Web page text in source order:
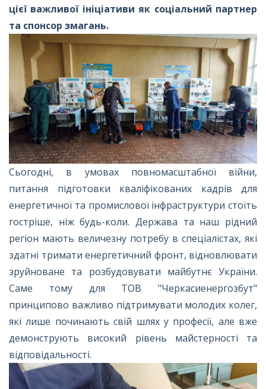
цієї важливої ініціативи як соціальний партнер
та спонсор змагань.
Сьогодні, в умовах повномасштабної війни,
питання підготовки кваліфікованих кадрів для
енергетичної та промислової інфраструктури стоїть
гостріше, ніж будь-коли. Держава та наш рідний
регіон мають величезну потребу в спеціалістах, які
здатні тримати енергетичний фронт, відновлювати
зруйноване та розбудовувати майбутнє України.
Саме тому для ТОВ "Черкасиенергозбут"
принципово важливо підтримувати молодих колег,
які лише починають свій шлях у професії, але вже
демонструють високий рівень майстерності та
відповідальності.